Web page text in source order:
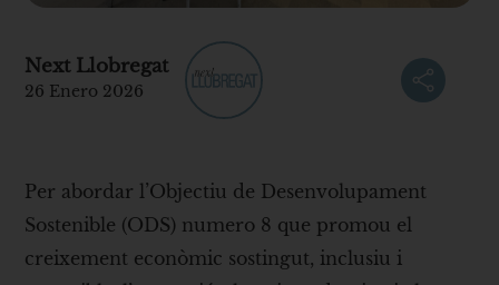
Next Llobregat
26 Enero 2026
Per abordar l’Objectiu de Desenvolupament
Sostenible (ODS) numero 8 que promou el
creixement econòmic sostingut, inclusiu i